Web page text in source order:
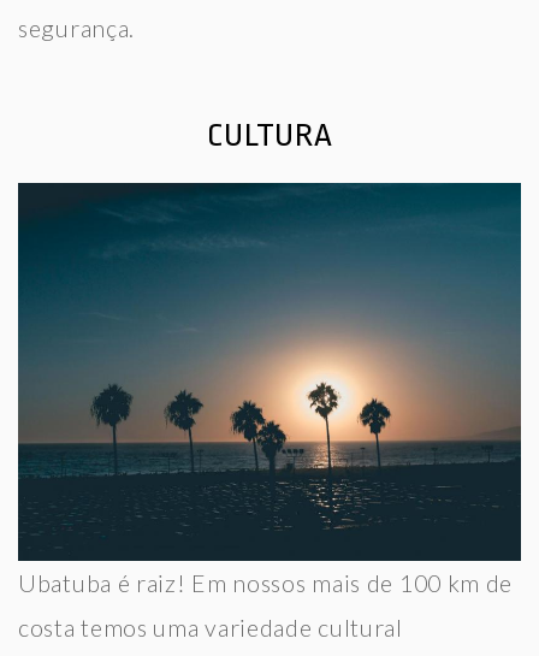
segurança.
CULTURA
Ubatuba é raiz! Em nossos mais de 100 km de
costa temos uma variedade cultural